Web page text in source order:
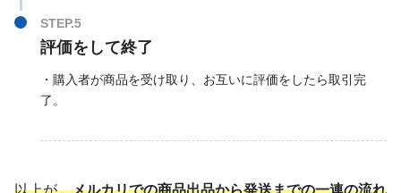
評価をして終了
・購入者が商品を受け取り、お互いに評価をしたら取引完
了。
以上が、メルカリでの商品出品から発送までの一連の流れ